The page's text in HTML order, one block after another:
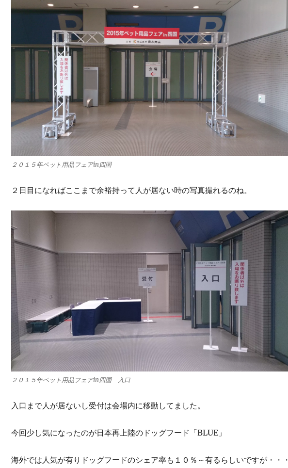
２０１５年ペット用品フェアin四国
２日目になればここまで余裕持って人が居ない時の写真撮れるのね。
２０１５年ペット用品フェアin四国 入口
入口まで人が居ないし受付は会場内に移動してました。
今回少し気になったのが日本再上陸のドッグフード「BLUE」
海外では人気が有りドッグフードのシェア率も１０％～有るらしいですが・・・